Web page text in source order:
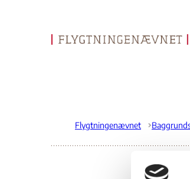
Gå til forsiden
Flygtningenævnet